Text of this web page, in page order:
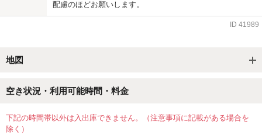
配慮のほどお願いします。
ID 41989
地図
空き状況・利用可能時間・料金
下記の時間帯以外は入出庫できません。（注意事項に記載がある場合を
除く）